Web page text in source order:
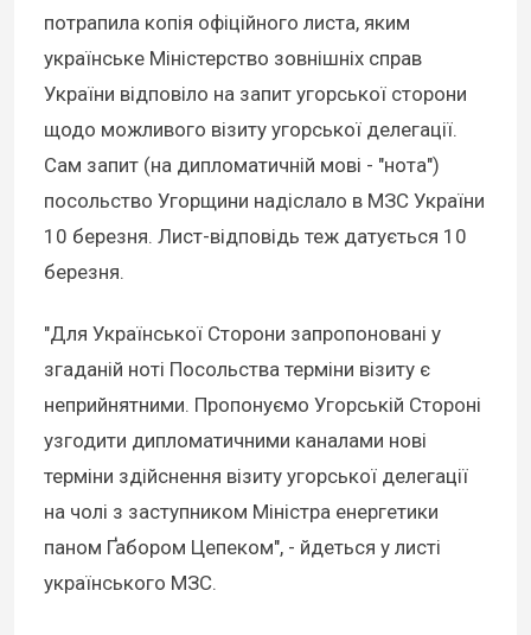
потрапила копія офіційного листа, яким
українське Міністерство зовнішніх справ
України відповіло на запит угорської сторони
щодо можливого візиту угорської делегації.
Сам запит (на дипломатичній мові - "нота")
посольство Угорщини надіслало в МЗС України
10 березня. Лист-відповідь теж датується 10
березня.
"Для Української Сторони запропоновані у
згаданій ноті Посольства терміни візиту є
неприйнятними. Пропонуємо Угорській Стороні
узгодити дипломатичними каналами нові
терміни здійснення візиту угорської делегації
на чолі з заступником Міністра енергетики
паном Ґабором Цепеком", - йдеться у листі
українського МЗС.